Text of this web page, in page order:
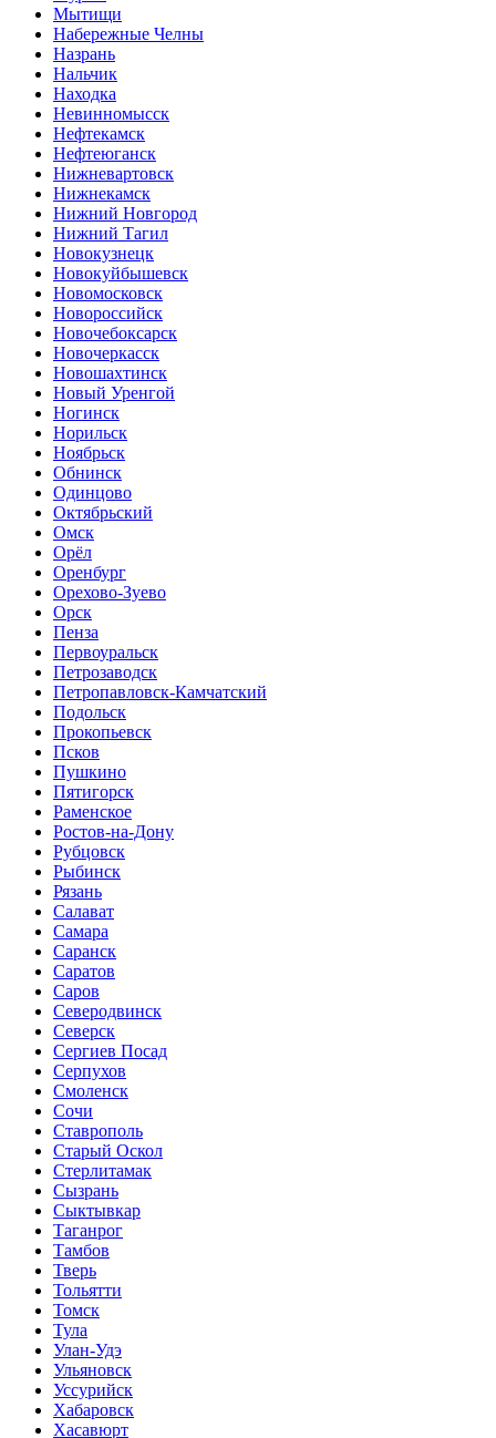
Мытищи
Набережные Челны
Назрань
Нальчик
Находка
Невинномысск
Нефтекамск
Нефтеюганск
Нижневартовск
Нижнекамск
Нижний Новгород
Нижний Тагил
Новокузнецк
Новокуйбышевск
Новомосковск
Новороссийск
Новочебоксарск
Новочеркасск
Новошахтинск
Новый Уренгой
Ногинск
Норильск
Ноябрьск
Обнинск
Одинцово
Октябрьский
Омск
Орёл
Оренбург
Орехово-Зуево
Орск
Пенза
Первоуральск
Петрозаводск
Петропавловск-Камчатский
Подольск
Прокопьевск
Псков
Пушкино
Пятигорск
Раменское
Ростов-на-Дону
Рубцовск
Рыбинск
Рязань
Салават
Самара
Саранск
Саратов
Саров
Северодвинск
Северск
Сергиев Посад
Серпухов
Смоленск
Сочи
Ставрополь
Старый Оскол
Стерлитамак
Сызрань
Сыктывкар
Таганрог
Тамбов
Тверь
Тольятти
Томск
Тула
Улан-Удэ
Ульяновск
Уссурийск
Хабаровск
Хасавюрт